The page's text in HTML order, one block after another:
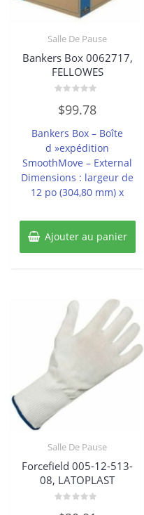
Salle De Pause
Bankers Box 0062717,
FELLOWES
0
sur
$99.78
Bankers Box – Boîte
d »expédition
SmoothMove – External
Dimensions : largeur de
12 po (304,80 mm) x
Ajouter au panier
Salle De Pause
Forcefield 005-12-513-
08, LATOPLAST